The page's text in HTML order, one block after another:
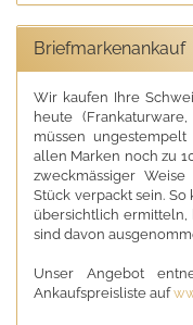
Briefmarkenankauf
Wir kaufen Ihre
heute
müssen
allen Marken noch zu
zweckmässiger
Stück verpackt sein.
übersichtlich ermitteln,
sind davon
Unser Angebot
Ankaufspreisliste auf